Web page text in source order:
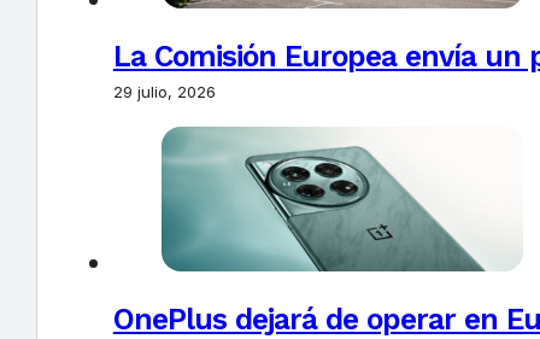
La Comisión Europea envía un
29 julio, 2026
OnePlus dejará de operar en